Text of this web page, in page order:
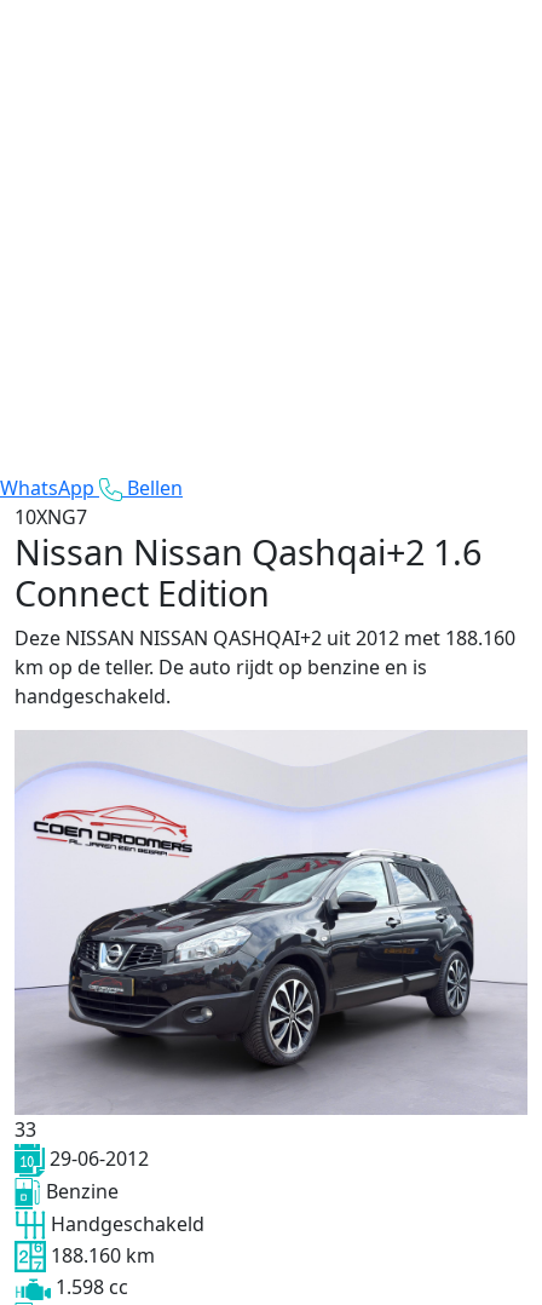
WhatsApp
Bellen
10XNG7
Nissan Nissan Qashqai+2 1.6
Connect Edition
Deze NISSAN NISSAN QASHQAI+2 uit 2012 met 188.160
km op de teller. De auto rijdt op benzine en is
handgeschakeld.
33
29-06-2012
Benzine
Handgeschakeld
188.160 km
1.598 cc